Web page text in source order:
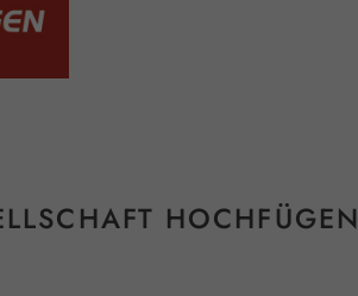
HOCHFÜGEN